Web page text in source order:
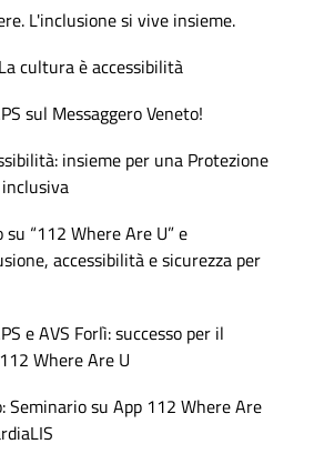
L'inclusione si vive insieme.
cultura è accessibilità
sul Messaggero Veneto!
insieme per una Protezione
“112 Where Are U” e
accessibilità e sicurezza per
e AVS Forlì: successo per il
Where Are U
Seminario su App 112 Where Are